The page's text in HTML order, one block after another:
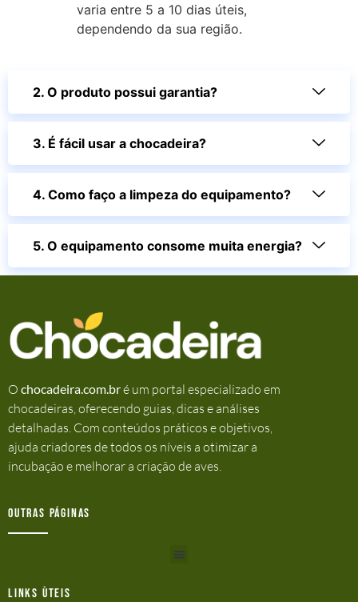
varia entre 5 a 10 dias úteis,
dependendo da sua região.
2. O produto possui garantia?
3. É fácil usar a chocadeira?
4. Como faço a limpeza do equipamento?
5. O equipamento consome muita energia?
O chocadeira.com.bré um portal especializado em
chocadeiras, oferecendo guias, dicas e análises
detalhadas. Com conteúdos práticos e objetivos,
ajuda criadores de todos os níveis a otimizar a
incubação e melhorar a criação de aves.
Outras Páginas
Links ùteis